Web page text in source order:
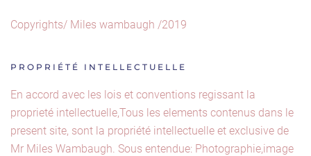
Copyrights/ Miles wambaugh /2019
PROPRIÉTÉ INTELLECTUELLE
En accord avec les lois et conventions regissant la
proprieté intellectuelle,Tous les elements contenus dans le
present site, sont la propriété intellectuelle et exclusive de
Mr Miles Wambaugh. Sous entendue: Photographie,image